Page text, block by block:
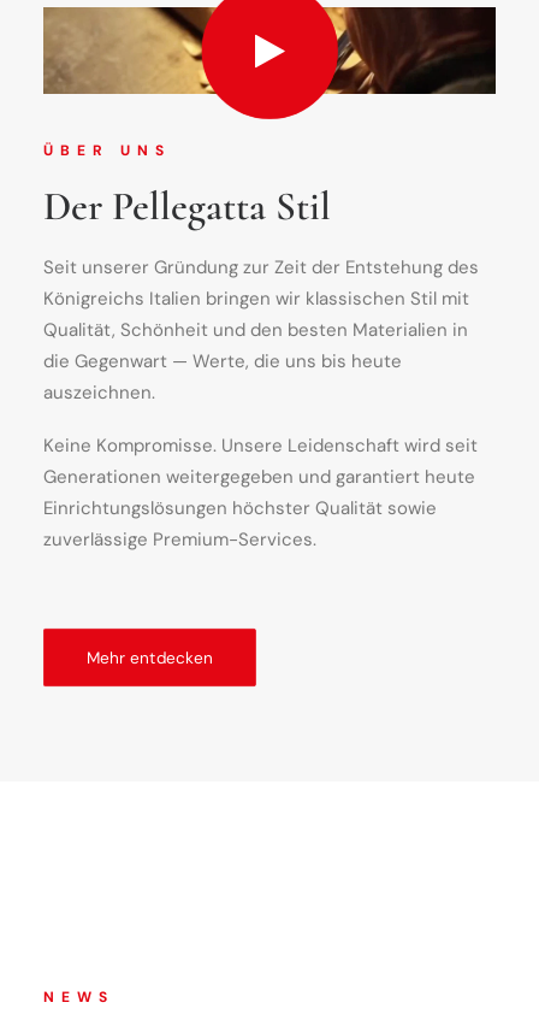
ÜBER UNS
Der Pellegatta Stil
Seit unserer Gründung zur Zeit der Entstehung des
Königreichs Italien bringen wir klassischen Stil mit
Qualität, Schönheit und den besten Materialien in
die Gegenwart — Werte, die uns bis heute
auszeichnen.
Keine Kompromisse. Unsere Leidenschaft wird seit
Generationen weitergegeben und garantiert heute
Einrichtungslösungen höchster Qualität sowie
zuverlässige Premium-Services.
Mehr entdecken
NEWS